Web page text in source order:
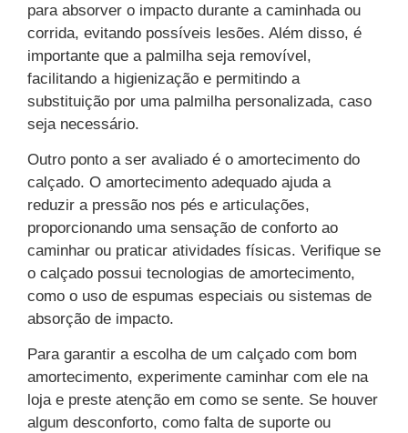
para absorver o impacto durante a caminhada ou
corrida, evitando possíveis lesões. Além disso, é
importante que a palmilha seja removível,
facilitando a higienização e permitindo a
substituição por uma palmilha personalizada, caso
seja necessário.
Outro ponto a ser avaliado é o amortecimento do
calçado. O amortecimento adequado ajuda a
reduzir a pressão nos pés e articulações,
proporcionando uma sensação de conforto ao
caminhar ou praticar atividades físicas. Verifique se
o calçado possui tecnologias de amortecimento,
como o uso de espumas especiais ou sistemas de
absorção de impacto.
Para garantir a escolha de um calçado com bom
amortecimento, experimente caminhar com ele na
loja e preste atenção em como se sente. Se houver
algum desconforto, como falta de suporte ou